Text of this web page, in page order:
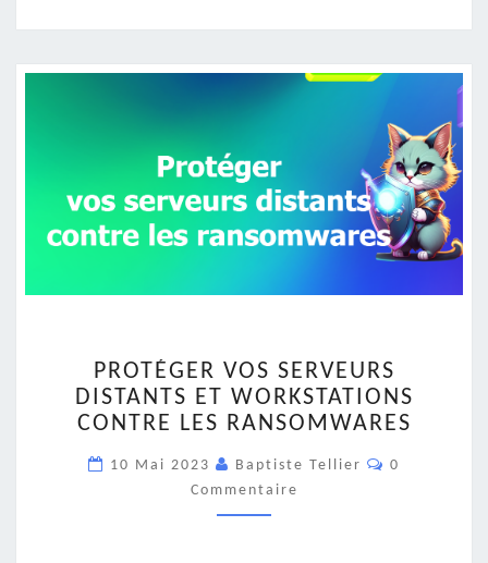
VOS
SERVEURS
DISTANTS
WORKSTATIONS
CONTRE
LES
PROTÉGER VOS SERVEURS
DISTANTS ET WORKSTATIONS
CONTRE LES RANSOMWARES
10 Mai 2023 Baptiste Tellier
0
Commentaire